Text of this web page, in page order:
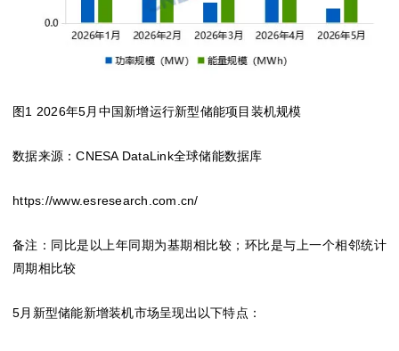
图1 2026年5月中国新增运行新型储能项目装机规模
数据来源：CNESA DataLink全球储能数据库
https://www.esresearch.com.cn/
备注：同比是以上年同期为基期相比较；环比是与上一个相邻统计
周期相比较
5月新型储能新增装机市场呈现出以下特点：